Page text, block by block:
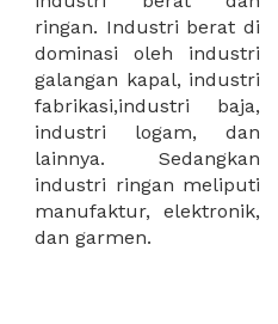
dan garmen.